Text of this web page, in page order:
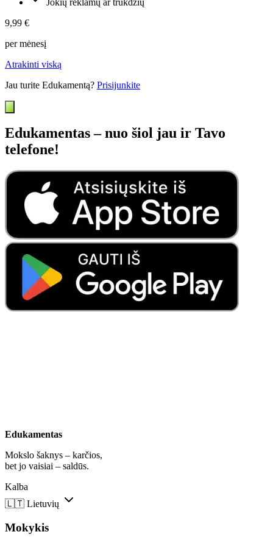
9,99 €
per mėnesį
Atrakinti viską
Jau turite Edukamentą? Prisijunkite
Edukamentas – nuo šiol jau ir Tavo
telefone!
Edukamentas
Mokslo šaknys – karčios,
bet jo vaisiai – saldūs.
Kalba
🇱🇹 Lietuvių
Mokykis